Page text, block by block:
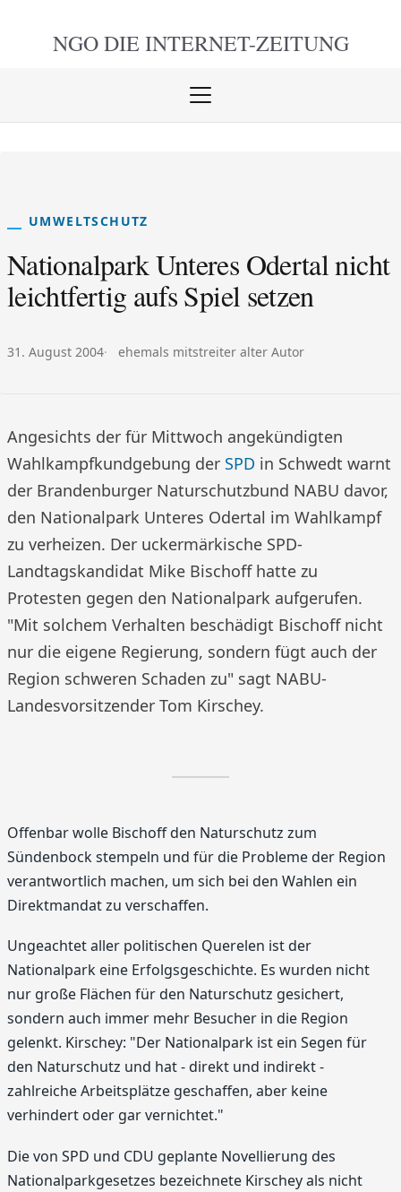
NGO DIE INTERNET-ZEITUNG
Menü
UMWELTSCHUTZ
Nationalpark Unteres Odertal nicht
leichtfertig aufs Spiel setzen
Veröffentlicht am:
31. August 2004 Autor:
ehemals mitstreiter alter Autor
Angesichts der für Mittwoch angekündigten
Wahlkampfkundgebung der SPD in Schwedt warnt
der Brandenburger Naturschutzbund NABU davor,
den Nationalpark Unteres Odertal im Wahlkampf
zu verheizen. Der uckermärkische SPD-
Landtagskandidat Mike Bischoff hatte zu
Protesten gegen den Nationalpark aufgerufen.
"Mit solchem Verhalten beschädigt Bischoff nicht
nur die eigene Regierung, sondern fügt auch der
Region schweren Schaden zu" sagt NABU-
Landesvorsitzender Tom Kirschey.
Offenbar wolle Bischoff den Naturschutz zum
Sündenbock stempeln und für die Probleme der Region
verantwortlich machen, um sich bei den Wahlen ein
Direktmandat zu verschaffen.
Ungeachtet aller politischen Querelen ist der
Nationalpark eine Erfolgsgeschichte. Es wurden nicht
nur große Flächen für den Naturschutz gesichert,
sondern auch immer mehr Besucher in die Region
gelenkt. Kirschey: "Der Nationalpark ist ein Segen für
den Naturschutz und hat - direkt und indirekt -
zahlreiche Arbeitsplätze geschaffen, aber keine
verhindert oder gar vernichtet."
Die von SPD und CDU geplante Novellierung des
Nationalparkgesetzes bezeichnete Kirschey als nicht